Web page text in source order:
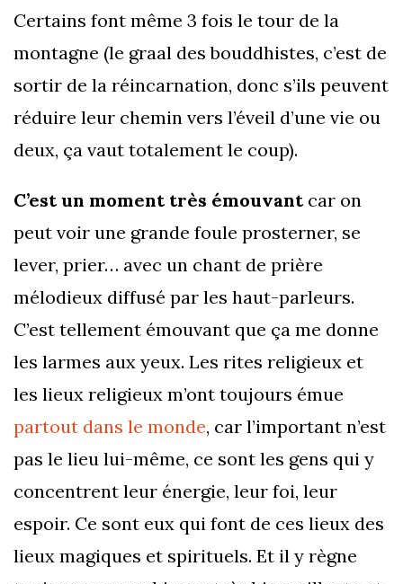
Certains font même 3 fois le tour de la
montagne (le graal des bouddhistes, c’est de
sortir de la réincarnation, donc s’ils peuvent
réduire leur chemin vers l’éveil d’une vie ou
deux, ça vaut totalement le coup).
C’est un moment très émouvant car on
peut voir une grande foule prosterner, se
lever, prier… avec un chant de prière
mélodieux diffusé par les haut-parleurs.
C’est tellement émouvant que ça me donne
les larmes aux yeux. Les rites religieux et
les lieux religieux m’ont toujours émue
partout dans le monde, car l’important n’est
pas le lieu lui-même, ce sont les gens qui y
concentrent leur énergie, leur foi, leur
espoir. Ce sont eux qui font de ces lieux des
lieux magiques et spirituels. Et il y règne